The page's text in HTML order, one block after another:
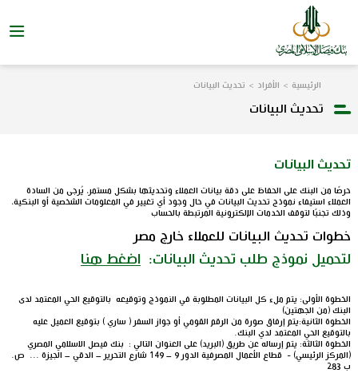
الرئيسية الأفراد تحديث البيانات
تحديث البيانات
تحديث البيانات
حرصًا من البنك على الحفاظ على دقة بيانات العملاء وتحديثها بشكل مستمر، يُرجى من السادة
العملاء استيفاء نموذج تحديث البيانات في حال وجود أي تغيير في المعلومات الشخصية أو البنكية،
وذلك تجنبًا لتوقف الخدمات الإلكترونية المرتبطة بالحساب
خطوات تحديث البيانات للعملاء خارج مصر
لتحميل نموذج طلب تحديث البيانات: اضغط هنا
الخطوة الأولى: يتم ملء كل البيانات المطلوبة في النموذج وتوقيعه بالتوقيع الحي المعتمد لدى
البنك (من الجهتين)
الخطوة الثانية:يتم إرفاق صورة من الرقم القومي أو جواز السفر ( ساري ) بتوقيع العميل عليه
بالتوقيع الحي المعتمد لدي البنك.
الخطوة الثالثة: يتم إرساله عن طريق (البريد) على العنوان التالي : بنك فيصل الاسلامي المصري
(المركز الرئيسي) - قطاع الأعمال المصرفية الدور 9 – 149 شارع التحرير – الدقي – الجيزة ... ص.
ب 283